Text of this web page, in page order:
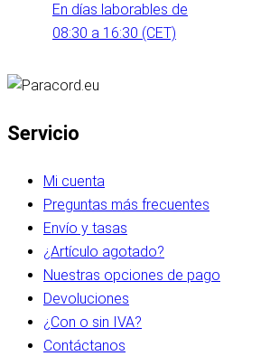
En días laborables de
08:30 a 16:30 (CET)
Servicio
Mi cuenta
Preguntas más frecuentes
Envío y tasas
¿Artículo agotado?
Nuestras opciones de pago
Devoluciones
¿Con o sin IVA?
Contáctanos